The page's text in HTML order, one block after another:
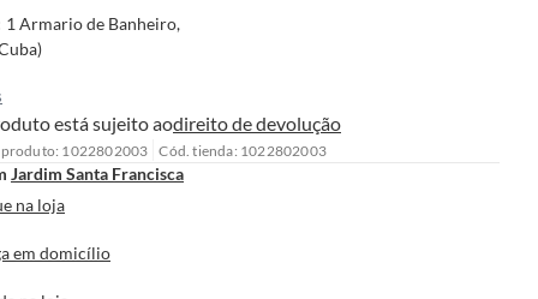
1 Armario de Banheiro,
está sujeito aodireito de devolução
produto: 1022802003 Cód. tienda: 1022802003
Jardim Santa Francisca
na loja
em domicílio